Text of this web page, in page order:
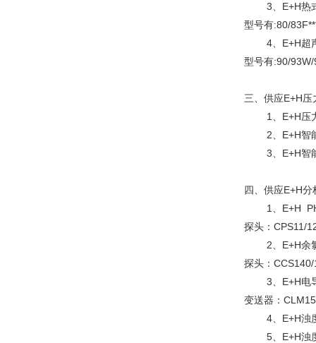
3、E+H热式
型号有:80/
4、E+H超声
型号有:90/
三、供应E+H压
1、E+H压力
2、E+H智能
3、E+H智能
四、供应E+H分
1、E+H PH/
探头：CPS11/
2、E+H余氯
探头：
3、E+H电导
变送器：
4、E+H浊度
5、E+H浊度